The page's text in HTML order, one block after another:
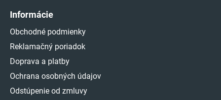
Informácie
Obchodné podmienky
Reklamačný poriadok
Doprava a platby
Ochrana osobných údajov
Odstúpenie od zmluvy